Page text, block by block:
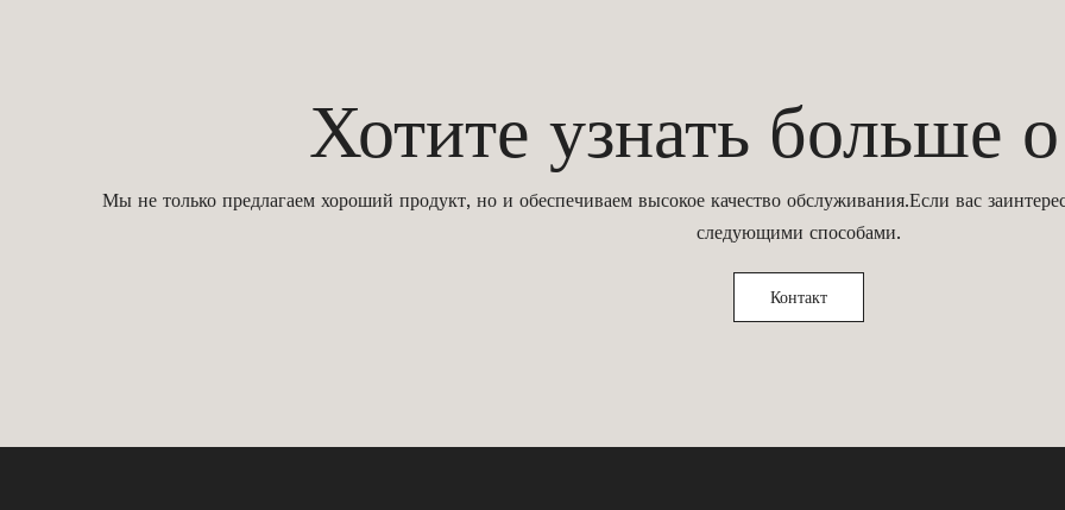
Хотите узнать
Мы не только предлагаем хороший продукт, но и обеспечиваем высокое качество обслуживания.Если вас
следующими способами.
Контакт